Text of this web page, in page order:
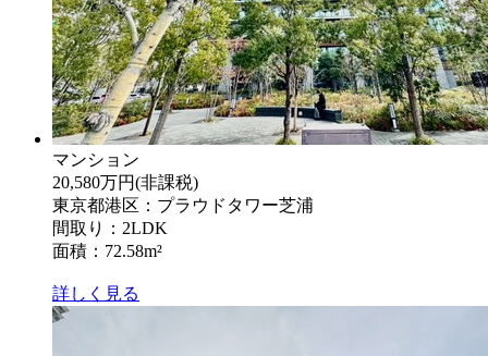
マンション
20,580万円(非課税)
東京都港区：プラウドタワー芝浦
間取り：2LDK
面積：72.58m²
詳しく見る